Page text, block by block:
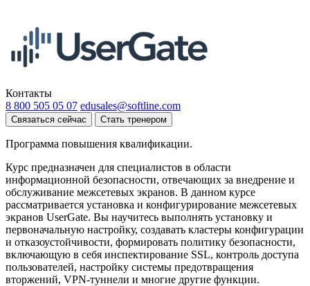
Контакты
8 800 505 05 07 edusales@softline.com
Связаться сейчас Стать тренером
Программа повышения квалификации.
Курс предназначен для специалистов в области
информационной безопасности, отвечающих за внедрение и
обслуживание межсетевых экранов. В данном курсе
рассматривается установка и конфигурирование межсетевых
экранов UserGate. Вы научитесь выполнять установку и
первоначальную настройку, создавать кластеры конфигурации
и отказоустойчивости, формировать политику безопасности,
включающую в себя инспектирование SSL, контроль доступа
пользователей, настройку системы предотвращения
вторжений, VPN-туннели и многие другие функции.